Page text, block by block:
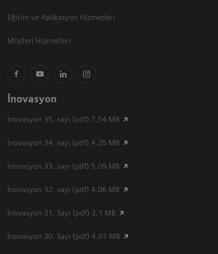
Eğitim ve Aplikasyon Hizmetleri
Müşteri Hizmetleri
İnovasyon
İnovasyon 35. sayı (pdf) 7.54 MB
İnovasyon 34. sayı (pdf) 4.25 MB
İnovasyon 33. sayı (pdf) 5.09 MB
İnovasyon 32. sayı (pdf) 4.06 MB
İnovasyon 31. Sayı (pdf) 3.1 MB
İnovasyon 30. Sayı (pdf) 4.01 MB